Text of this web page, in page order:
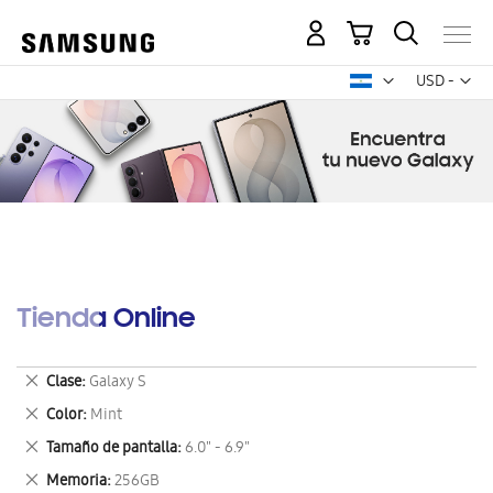
USD -
dólar
Mi carrito
Tienda Online
Clase Galaxy S
Eliminar
este
artículo
Color Mint
Eliminar
este
artículo
Tamaño de pantalla 6.0" - 6.9"
Eliminar
este
Memoria 256GB
Eliminar